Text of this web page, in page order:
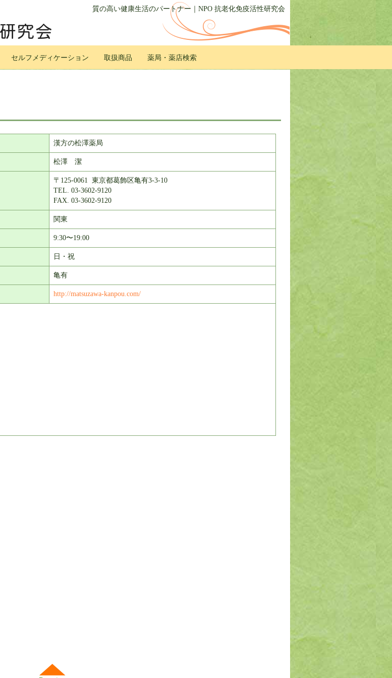
質の高い健康生活のパートナー｜NPO 抗老化免疫活性研究会
セルフメディケーション 取扱商品 薬局・薬店検索
漢方の松澤薬局
松澤 潔
〒125-0061 東京都葛飾区亀有3-3-10
TEL. 03-3602-9120
FAX. 03-3602-9120
関東
9:30〜19:00
日・祝
亀有
http://matsuzawa-kanpou.com/